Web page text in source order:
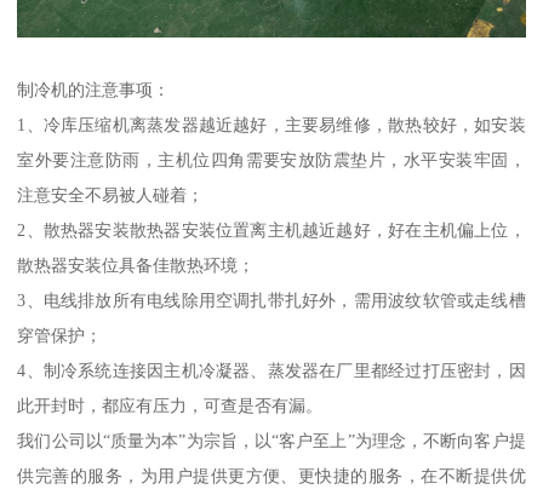
制冷机的注意事项：
1、冷库压缩机离蒸发器越近越好，主要易维修，散热较好，如安装
室外要注意防雨，主机位四角需要安放防震垫片，水平安装牢固，
注意安全不易被人碰着；
2、散热器安装散热器安装位置离主机越近越好，好在主机偏上位，
散热器安装位具备佳散热环境；
3、电线排放所有电线除用空调扎带扎好外，需用波纹软管或走线槽
穿管保护；
4、制冷系统连接因主机冷凝器、蒸发器在厂里都经过打压密封，因
此开封时，都应有压力，可查是否有漏。
我们公司以“质量为本”为宗旨，以“客户至上”为理念，不断向客户提
供完善的服务，为用户提供更方便、更快捷的服务，在不断提供优